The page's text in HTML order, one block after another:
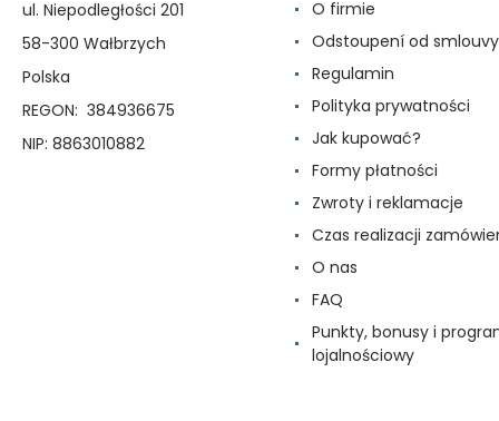
ul. Niepodległości 201
58-300 Wałbrzych
Polska
REGON: 384936675
NIP: 8863010882
O firmie
Odstoupení od smlouvy
Regulamin
Polityka prywatności
Jak kupować?
Formy płatności
Zwroty i reklamacje
Czas realizacji
O nas
FAQ
Punkty, bonusy i
lojalnościowy